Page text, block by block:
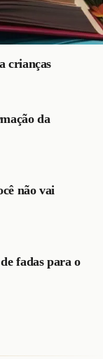
crianças
da
não vai
fadas para o